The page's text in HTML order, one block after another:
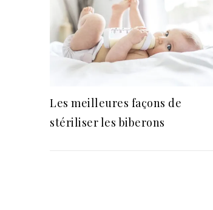
Les meilleures façons de
stériliser les biberons